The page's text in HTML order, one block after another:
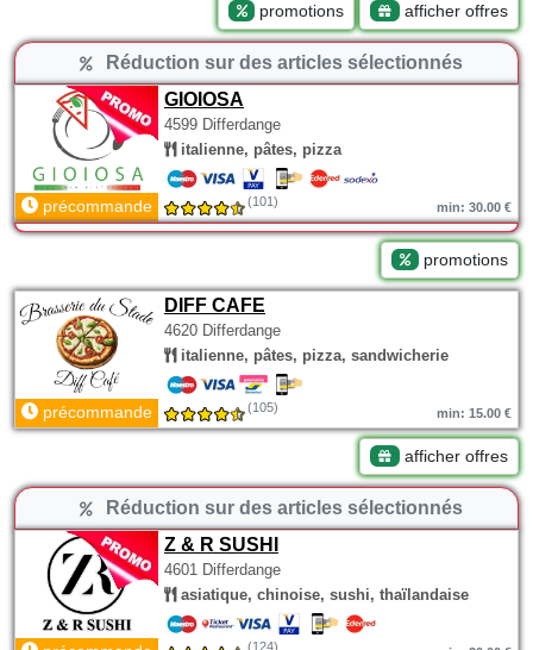
promotions afficher offres
Réduction sur des articles sélectionnés
GIOIOSA
4599 Differdange
italienne, pâtes, pizza
précommande (101) min: 30.00 €
promotions
DIFF CAFE
4620 Differdange
italienne, pâtes, pizza, sandwicherie
précommande (105) min: 15.00 €
afficher offres
Réduction sur des articles sélectionnés
Z & R SUSHI
4601 Differdange
asiatique, chinoise, sushi, thaïlandaise
(124)